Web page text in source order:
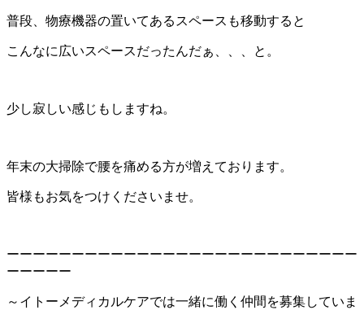
普段、物療機器の置いてあるスペースも移動すると
こんなに広いスペースだったんだぁ、、、と。
少し寂しい感じもしますね。
年末の大掃除で腰を痛める方が増えております。
皆様もお気をつけくださいませ。
ーーーーーーーーーーーーーーーーーーーーーーーーーーー
ーーーーー
～イトーメディカルケアでは一緒に働く仲間を募集していま